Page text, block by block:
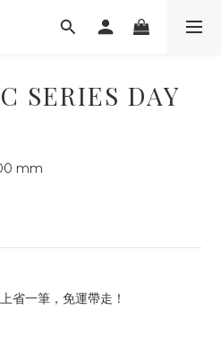
SERIES DAY
mm
省一筆，免運帶走！